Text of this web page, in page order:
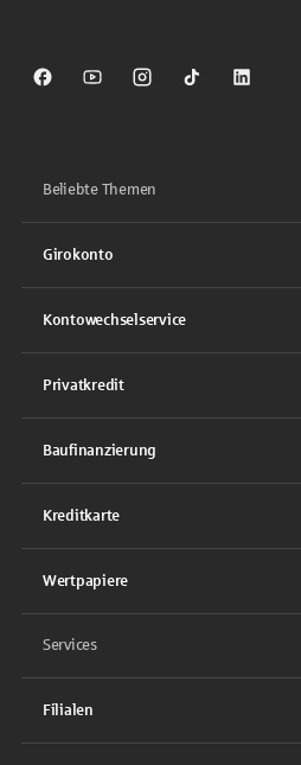
Sparkasse auf Facebook
Sparkasse auf Youtube
Sparkasse aufSparkasse auf
Beliebte Themen
Girokonto
Kontowechselservice
Privatkredit
Baufinanzierung
Kreditkarte
Wertpapiere
Services
Filialen